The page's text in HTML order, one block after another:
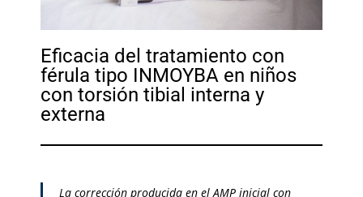
Eficacia del tratamiento con
férula tipo INMOYBA en niños
con torsión tibial interna y
externa
La corrección producida en el AMP inicial con